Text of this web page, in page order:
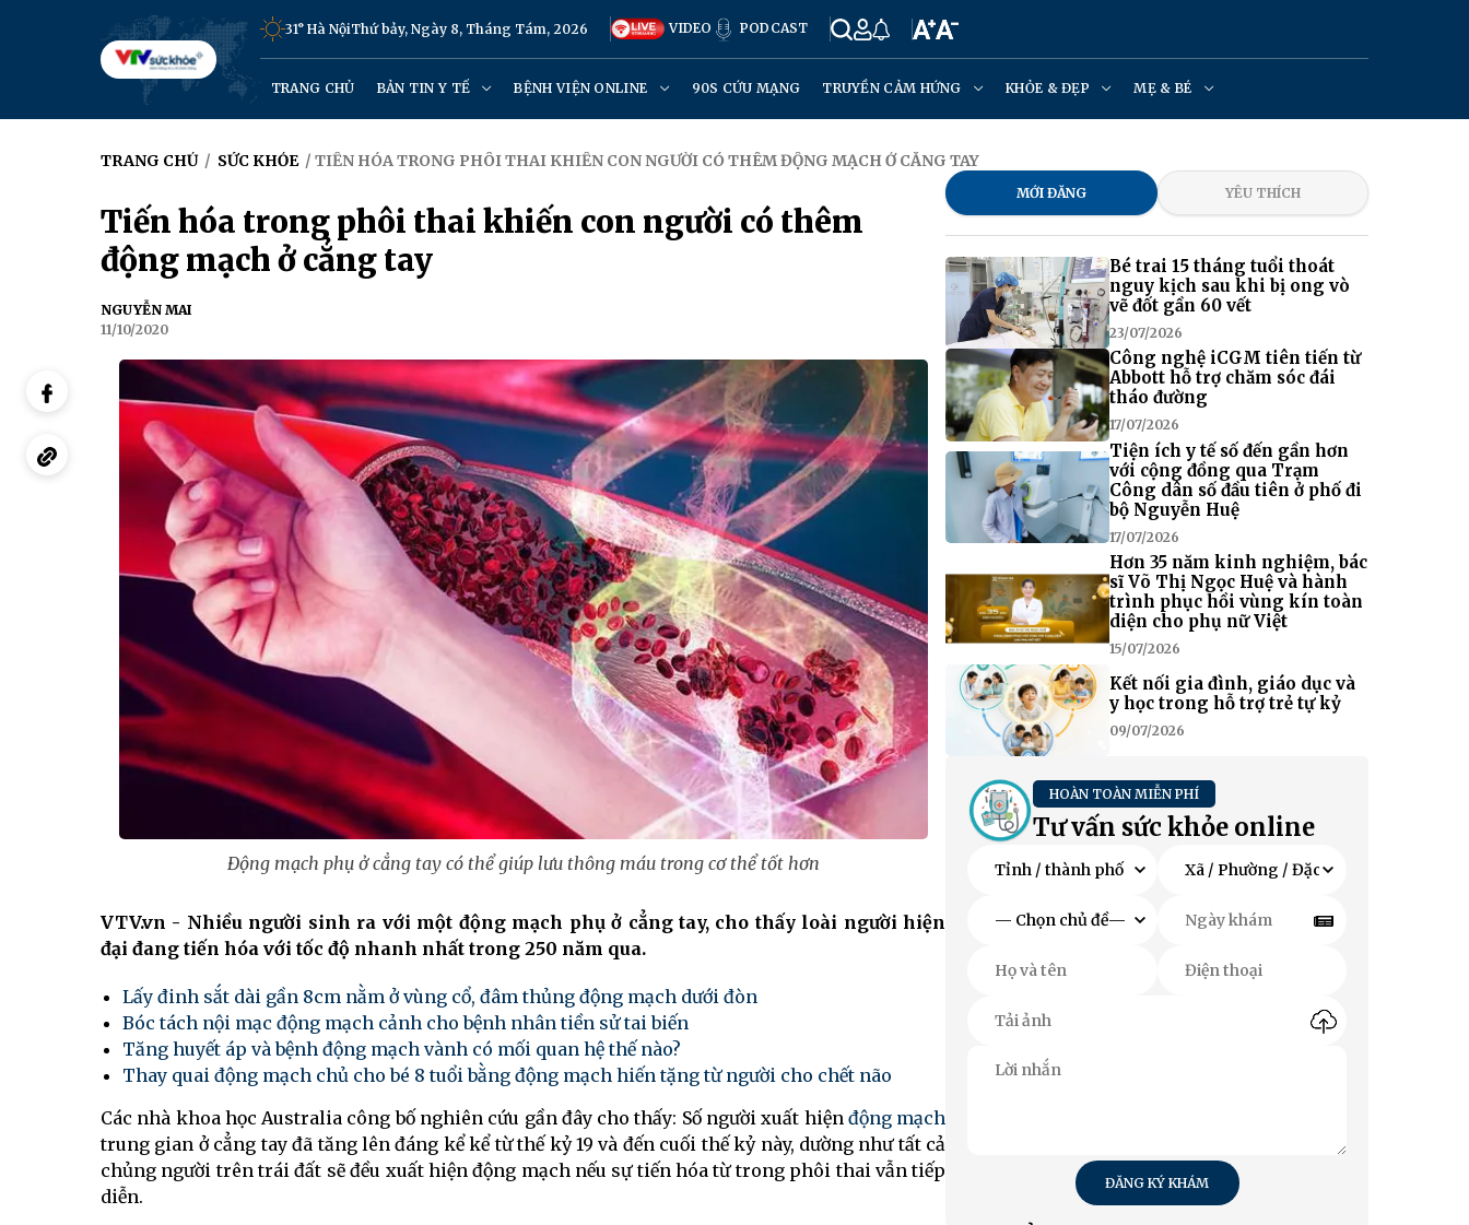
31° Hà NộiThứ bảy, Ngày 8, Tháng Tám, 2026 VIDEO PODCAST
TRANG CHỦ BẢN TIN Y TẾ BỆNH VIỆN ONLINE 90S CỨU MẠNG TRUYỀN CẢM HỨNG KHỎE & ĐẸP MẸ & BÉ
TRANG CHỦ / SỨC KHỎE / TIẾN HÓA TRONG PHÔI THAI KHIẾN CON NGƯỜI CÓ THÊM ĐỘNG MẠCH Ở CẲNG TAY
Tiến hóa trong phôi thai khiến con người có thêm
động mạch ở cẳng tay
NGUYỄN MAI
11/10/2020
Động mạch phụ ở cẳng tay có thể giúp lưu thông máu trong cơ thể tốt hơn
VTV.vn - Nhiều người sinh ra với một động mạch phụ ở cẳng tay, cho thấy loài người hiện
đại đang tiến hóa với tốc độ nhanh nhất trong 250 năm qua.
Lấy đinh sắt dài gần 8cm nằm ở vùng cổ, đâm thủng động mạch dưới đòn
Bóc tách nội mạc động mạch cảnh cho bệnh nhân tiền sử tai biến
Tăng huyết áp và bệnh động mạch vành có mối quan hệ thế nào?
Thay quai động mạch chủ cho bé 8 tuổi bằng động mạch hiến tặng từ người cho chết não
Các nhà khoa học Australia công bố nghiên cứu gần đây cho thấy: Số người xuất hiện động mạch
trung gian ở cẳng tay đã tăng lên đáng kể kể từ thế kỷ 19 và đến cuối thế kỷ này, dường như tất cả
chủng người trên trái đất sẽ đều xuất hiện động mạch nếu sự tiến hóa từ trong phôi thai vẫn tiếp
diễn.
MỚI ĐĂNG YÊU THÍCH
Bé trai 15 tháng tuổi thoát
nguy kịch sau khi bị ong vò
vẽ đốt gần 60 vết
23/07/2026
Công nghệ iCGM tiên tiến từ
Abbott hỗ trợ chăm sóc đái
tháo đường
17/07/2026
Tiện ích y tế số đến gần hơn
với cộng đồng qua Trạm
Công dân số đầu tiên ở phố đi
bộ Nguyễn Huệ
17/07/2026
Hơn 35 năm kinh nghiệm, bác
sĩ Võ Thị Ngọc Huệ và hành
trình phục hồi vùng kín toàn
diện cho phụ nữ Việt
15/07/2026
Kết nối gia đình, giáo dục và
y học trong hỗ trợ trẻ tự kỷ
09/07/2026
HOÀN TOÀN MIỄN PHÍ
Tư vấn sức khỏe online
ĐĂNG KÝ KHÁM